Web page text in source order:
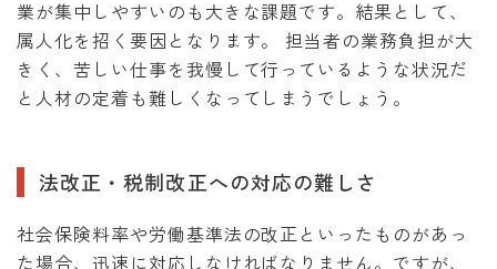
業が集中しやすいのも大きな課題です。結果として、
属人化を招く要因となります。 担当者の業務負担が大
きく、苦しい仕事を我慢して行っているような状況だ
と人材の定着も難しくなってしまうでしょう。
法改正・税制改正への対応の難しさ
社会保険料率や労働基準法の改正といったものがあっ
た場合、迅速に対応しなければなりません。ですが、